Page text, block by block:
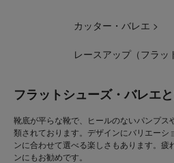
カッター・バレエ >
レースアップ（フラッ
フラットシューズ・バレエ
靴底が平らな靴で、ヒールのないパンプス
類されております。デザインにバリエーシ
ンに合わせて選べる楽しさもあります。
ンにもお勧めです。